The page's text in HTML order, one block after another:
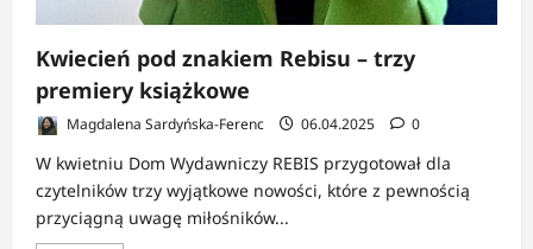
Kwiecień pod znakiem Rebisu – trzy
premiery książkowe
Magdalena Sardyńska-Ferenc 06.04.2025 0
W kwietniu Dom Wydawniczy REBIS przygotował dla
czytelników trzy wyjątkowe nowości, które z pewnością
przyciągną uwagę miłośników...